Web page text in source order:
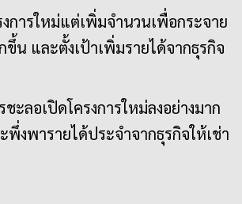
การใหม่แต่เพิ่มจำนวนเพื่อกระจาย
น และตั้งเป้าเพิ่มรายได้จากธุรกิจ
ะลอเปิดโครงการใหม่ลงอย่างมาก
งพารายได้ประจำจากธุรกิจให้เช่า